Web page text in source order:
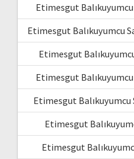
Etimesgut
Etimesgut Balıkuyumcu
Etimesgut
Etimesgut
Etimesgut
Etimesgut
Etimesgut